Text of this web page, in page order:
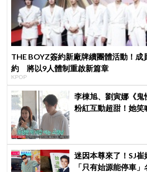
THE BOYZ簽約新廠牌續團體活動！成
約 將以9人體制重啟新篇章
KPOP
李棟旭、劉寅娜《鬼
粉紅互動超甜！她笑
迷因本尊來了！SJ
「只有始源能停車